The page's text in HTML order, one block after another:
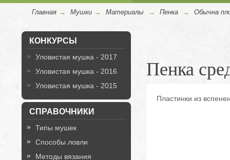
Главная → Мушки → Материалы → Пенка → Обычна
КОНКУРСЫ
Уловистая мушка - 2017
Уловистая мушка - 2016
Уловистая мушка - 2015
СПРАВОЧНИКИ
Типы мушек
Способы ловли
Методы вязания
Пенка
Пластинки из